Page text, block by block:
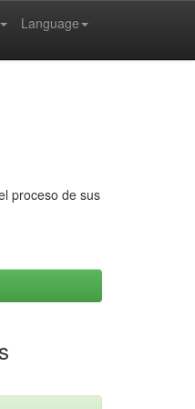
Language
proceso de sus